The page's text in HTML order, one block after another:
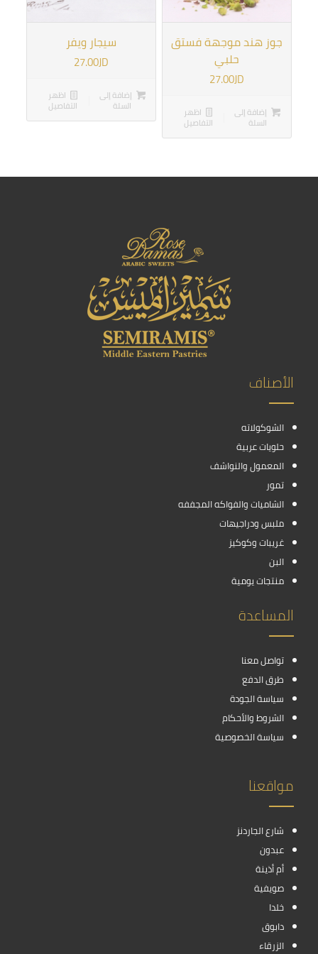
جوز هند موجهة فستق
حلبي
27.00JD
إضافة إلى
السلة
اظهر
التفاصيل
سيجار ويفر
27.00JD
إضافة إلى
السلة
اظهر
التفاصيل
الأصناف
الشوكولاته
حلويات عربية
المعمول والنواشف
تمور
الشاميات والفواكه المجففه
ملبس ودراجيهات
غريبات وكوكيز
البن
منتجات يومية
المساعدة
تواصل معنا
طرق الدفع
سياسة الجودة
الشروط والأحكام
سياسة الخصوصية
مواقعنا
شارع الجاردنز
عبدون
أم أذينة
صويفية
خلدا
دابوق
الزرقاء